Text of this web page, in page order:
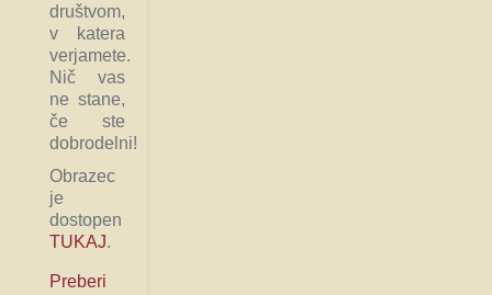
društvom,
v katera
verjamete.
Nič vas
ne stane,
če ste
dobrodelni!
Obrazec
je
dostopen
TUKAJ.
Preberi